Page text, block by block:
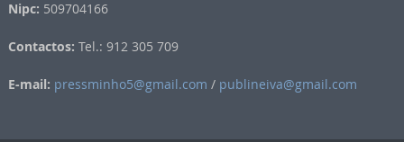
Nipc: 509704166
Contactos: Tel.: 912 305 709
E-mail: pressminho5@gmail.com / publineiva@gmail.com